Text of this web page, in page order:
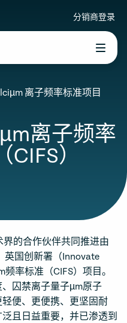
分销商登录
离子频率标准项目
离子频率
）
的合作伙伴共同推进由
英国创新署（Innovate
率标准（CIFS）项目。
囚禁离子量子µm原子
便、更便携、更坚固耐
且日益重要，并已渗透到